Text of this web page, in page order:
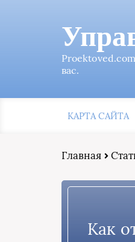
вас.
КАРТА САЙТА
Главная
Как